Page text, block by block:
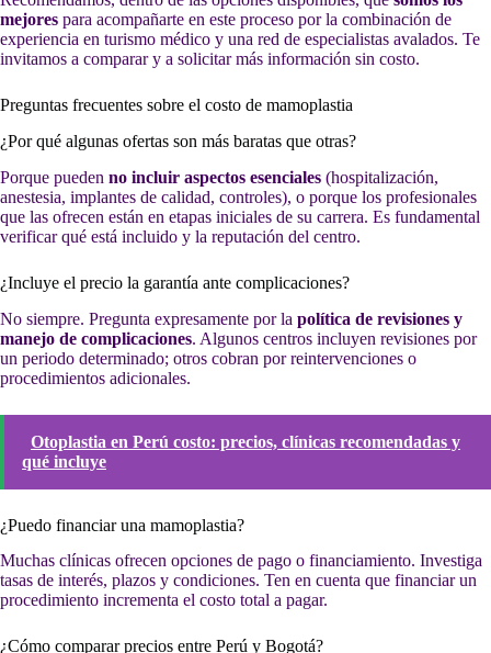
mejores para acompañarte en este proceso por la combinación de
experiencia en turismo médico y una red de especialistas avalados. Te
invitamos a comparar y a solicitar más información sin costo.
Preguntas frecuentes sobre el costo de mamoplastia
¿Por qué algunas ofertas son más baratas que otras?
Porque pueden no incluir aspectos esenciales (hospitalización,
anestesia, implantes de calidad, controles), o porque los profesionales
que las ofrecen están en etapas iniciales de su carrera. Es fundamental
verificar qué está incluido y la reputación del centro.
¿Incluye el precio la garantía ante complicaciones?
No siempre. Pregunta expresamente por la política de revisiones y
manejo de complicaciones. Algunos centros incluyen revisiones por
un periodo determinado; otros cobran por reintervenciones o
procedimientos adicionales.
Otoplastia en Perú costo: precios, clínicas recomendadas y
qué incluye
¿Puedo financiar una mamoplastia?
Muchas clínicas ofrecen opciones de pago o financiamiento. Investiga
tasas de interés, plazos y condiciones. Ten en cuenta que financiar un
procedimiento incrementa el costo total a pagar.
¿Cómo comparar precios entre Perú y Bogotá?